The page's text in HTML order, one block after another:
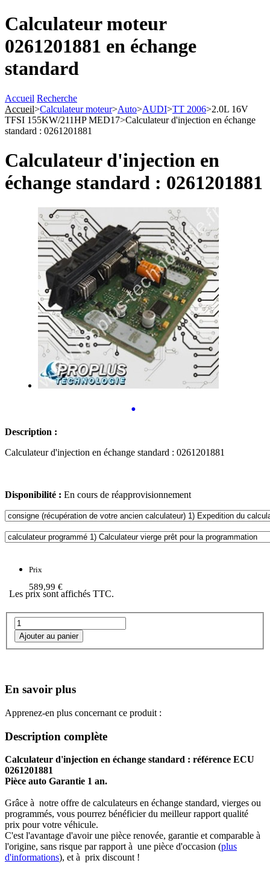
Calculateur moteur
0261201881 en échange
standard
Accueil Recherche
Accueil>Calculateur moteur>Auto>AUDI>TT 2006>2.0L 16V
TFSI 155KW/211HP MED17>Calculateur d'injection en échange
standard : 0261201881
Calculateur d'injection en
échange standard : 0261201881
•
Description :
Calculateur d'injection en échange standard : 0261201881
Disponibilité : En cours de réapprovisionnement
Prix
589,99 €
Les prix sont affichés TTC.
En savoir plus
Apprenez-en plus concernant ce produit :
Description complète
Calculateur d'injection en échange standard : référence ECU
0261201881
Pièce auto Garantie 1 an.
Grâce à notre offre de calculateurs en échange standard, vierges ou
programmés, vous pourrez bénéficier du meilleur rapport qualité
prix pour votre véhicule.
C'est l'avantage d'avoir une pièce renovée, garantie et comparable à
l'origine, sans risque par rapport à une pièce d'occasion (plus
d'informations), et à prix discount !